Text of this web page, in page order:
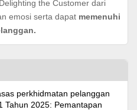
the Customer dari
emosi serta dapat memenuhi
perkhidmatan pelanggan
Tahun 2025: Pemantapan